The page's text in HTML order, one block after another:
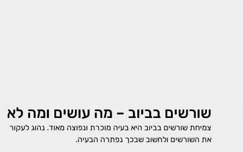
שורשים בביוב – מה עושים ומה לא
צמיחת שורשים בביוב היא בעיה מוכרת ונפוצה מאוד. נהוג לעקור
את השורשים ולחשוב שבכך נפתרה הבעיה.